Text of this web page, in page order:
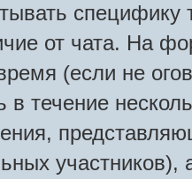
от чата. На
(если не
течение